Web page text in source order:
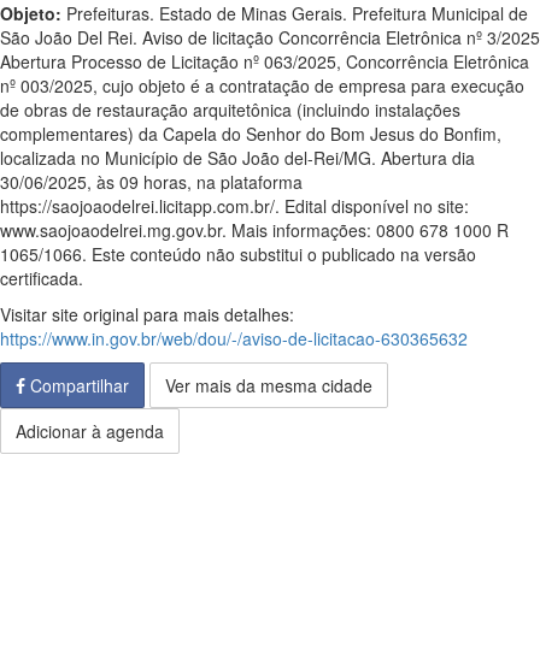
Objeto: Prefeituras. Estado de Minas Gerais. Prefeitura Municipal de
São João Del Rei. Aviso de licitação Concorrência Eletrônica nº 3/2025
Abertura Processo de Licitação nº 063/2025, Concorrência Eletrônica
nº 003/2025, cujo objeto é a contratação de empresa para execução
de obras de restauração arquitetônica (incluindo instalações
complementares) da Capela do Senhor do Bom Jesus do Bonfim,
localizada no Município de São João del-Rei/MG. Abertura dia
30/06/2025, às 09 horas, na plataforma
https://saojoaodelrei.licitapp.com.br/. Edital disponível no site:
www.saojoaodelrei.mg.gov.br. Mais informações: 0800 678 1000 R
1065/1066. Este conteúdo não substitui o publicado na versão
certificada.
Visitar site original para mais detalhes:
https://www.in.gov.br/web/dou/-/aviso-de-licitacao-630365632
Compartilhar
Ver mais da mesma cidade
Adicionar à agenda